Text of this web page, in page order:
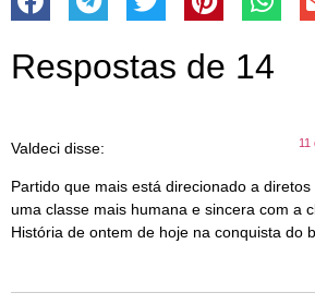
Respostas de 14
Valdeci disse: 11
Partido que mais está direcionado a
uma classe mais humana e sincera com a
História de ontem de hoje na conquista do